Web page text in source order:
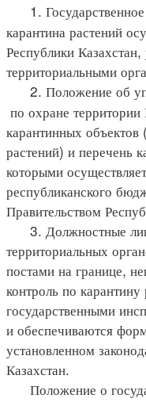
1. Государственное
карантина растений
Республики
территориальными
2. Положение об
по охране территории
карантинных
растений) и перечень
которыми
республиканского
Правительством
3. Должностные
территориальных
постами на границе,
контроль по
государственными
и обеспечиваются
установленном
Казахстан.
Положение о